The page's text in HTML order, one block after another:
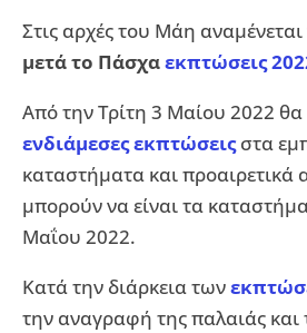
Στις αρχές του Μάη
μετά το Πάσχαεκπτώσεις
Από την Τρίτη 3 Μαίου 2022 θα
ενδιάμεσες εκπτώσειςστα
καταστήματα και προαιρετικά
μπορούν να είναι τα
Μαΐου 2022.
Κατά την διάρκεια των
την αναγραφή της παλαιάς και